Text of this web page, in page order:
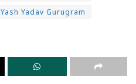
Yash Yadav Gurugram